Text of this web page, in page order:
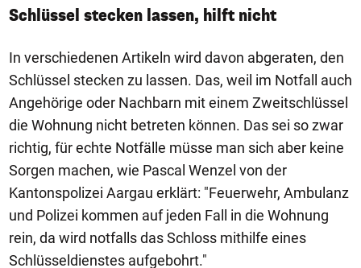
Schlüssel stecken lassen, hilft nicht
In verschiedenen Artikeln wird davon abgeraten, den
Schlüssel stecken zu lassen. Das, weil im Notfall auch
Angehörige oder Nachbarn mit einem Zweitschlüssel
die Wohnung nicht betreten können. Das sei so zwar
richtig, für echte Notfälle müsse man sich aber keine
Sorgen machen, wie Pascal Wenzel von der
Kantonspolizei Aargau erklärt: "Feuerwehr, Ambulanz
und Polizei kommen auf jeden Fall in die Wohnung
rein, da wird notfalls das Schloss mithilfe eines
Schlüsseldienstes aufgebohrt."